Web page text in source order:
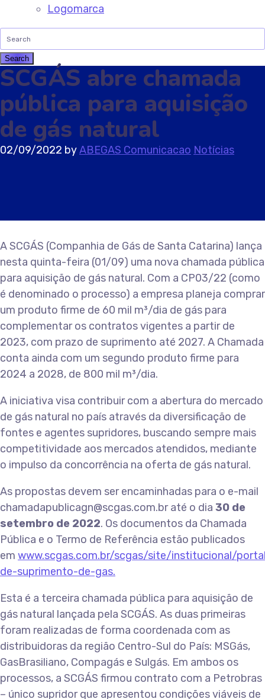
Logomarca
SCGÁS abre chamada
pública para aquisição
de gás natural
02/09/2022 byABEGAS Comunicacao Notícias
A SCGÁS (Companhia de Gás de Santa Catarina) lança
nesta quinta-feira (01/09) uma nova chamada pública
para aquisição de gás natural. Com a CP03/22 (como
é denominado o processo) a empresa planeja comprar
um produto firme de 60 mil m³/dia de gás para
complementar os contratos vigentes a partir de
2023, com prazo de suprimento até 2027. A Chamada
conta ainda com um segundo produto firme para
2024 a 2028, de 800 mil m³/dia.
A iniciativa visa contribuir com a abertura do mercado
de gás natural no país através da diversificação de
fontes e agentes supridores, buscando sempre mais
competitividade aos mercados atendidos, mediante
o impulso da concorrência na oferta de gás natural.
As propostas devem ser encaminhadas para o e-mail
chamadapublicagn@scgas.com.br até o dia 30 de
setembro de 2022. Os documentos da Chamada
Pública e o Termo de Referência estão publicados
em www.scgas.com.br/scgas/site/institucional/
de-suprimento-de-gas.
Esta é a terceira chamada pública para aquisição de
gás natural lançada pela SCGÁS. As duas primeiras
foram realizadas de forma coordenada com as
distribuidoras da região Centro-Sul do País: MSGás,
GasBrasiliano, Compagás e Sulgás. Em ambos os
processos, a SCGÁS firmou contrato com a Petrobras
– único supridor que apresentou condições viáveis de